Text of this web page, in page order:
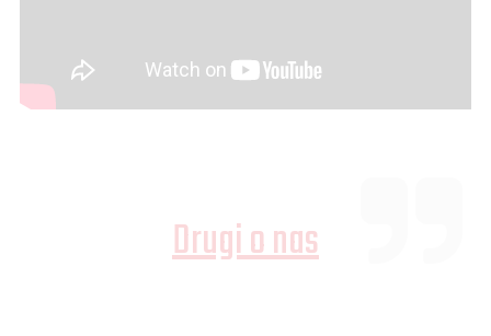
Drugi o nas